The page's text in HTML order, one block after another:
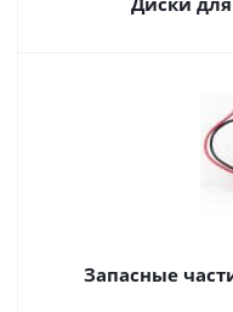
Запасные